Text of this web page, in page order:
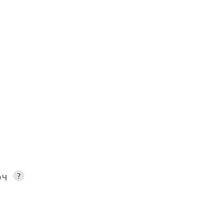
?